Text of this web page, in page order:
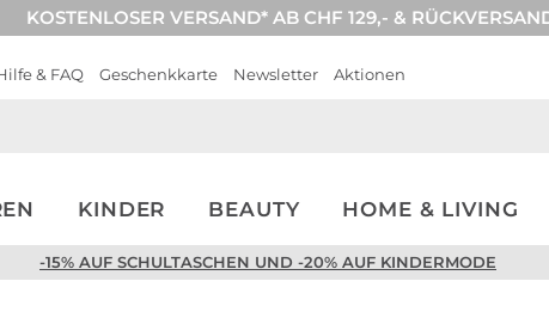
KOSTENLOSER VERSAND* AB CHF 129,- &
& FAQ Geschenkkarte Newsletter Aktionen
KINDER BEAUTY HOME & LIVING
-15% AUF SCHULTASCHEN UND -20% AUF KINDERMODE